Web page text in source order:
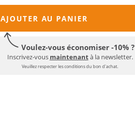
AJOUTER AU PANIER
Voulez-vous économiser -10% ?
Inscrivez-vous maintenantà la newsletter.
Veuillez respecter les conditions du bon d'achat.